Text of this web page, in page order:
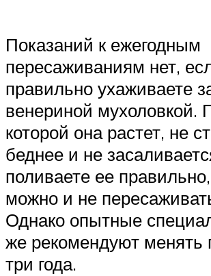
Показаний к ежегодным
пересаживаниям нет,
правильно ухаживаете
венериной мухоловкой.
которой она растет, не
беднее и не
поливаете ее
можно и не
Однако опытные
же рекомендуют менять
три года.